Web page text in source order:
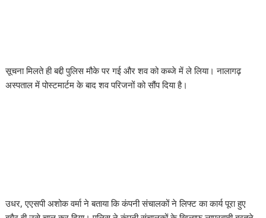
सूचना मिलते ही बद्दी पुलिस मौके पर गई और शव को कब्जे में ले लिया। नालागढ़
अस्पताल में पोस्टमार्टम के बाद शव परिजनों को सौंप दिया है।
उधर, एएसपी अशोक वर्मा ने बताया कि कंपनी संचालकों ने लिफ्ट का कार्य पूरा हुए